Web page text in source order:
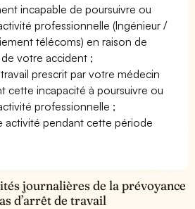
incapable de poursuivre ou
professionnelle (Ingénieur /
télécoms) en raison de
votre accident ;
prescrit par votre médecin
cette incapacité à poursuivre ou
professionnelle ;
activité pendant cette période
journalières de la prévoyance
d’arrêt de travail